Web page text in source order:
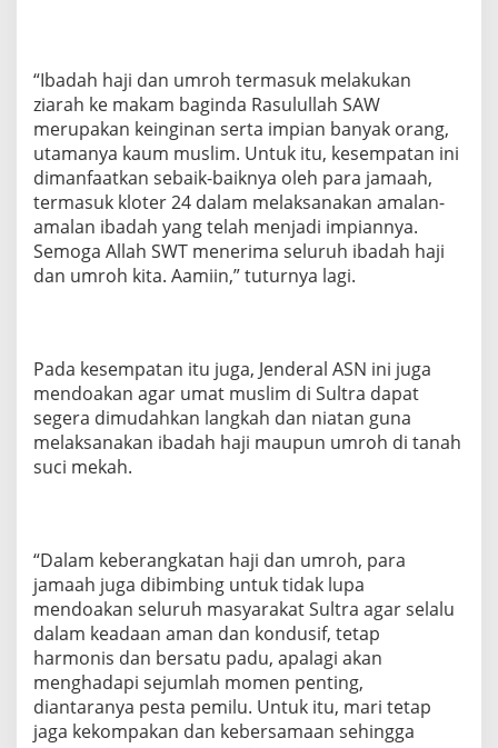
“Ibadah haji dan umroh termasuk melakukan
ziarah ke makam baginda Rasulullah SAW
merupakan keinginan serta impian banyak orang,
utamanya kaum muslim. Untuk itu, kesempatan ini
dimanfaatkan sebaik-baiknya oleh para jamaah,
termasuk kloter 24 dalam melaksanakan amalan-
amalan ibadah yang telah menjadi impiannya.
Semoga Allah SWT menerima seluruh ibadah haji
dan umroh kita. Aamiin,” tuturnya lagi.
Pada kesempatan itu juga, Jenderal ASN ini juga
mendoakan agar umat muslim di Sultra dapat
segera dimudahkan langkah dan niatan guna
melaksanakan ibadah haji maupun umroh di tanah
suci mekah.
“Dalam keberangkatan haji dan umroh, para
jamaah juga dibimbing untuk tidak lupa
mendoakan seluruh masyarakat Sultra agar selalu
dalam keadaan aman dan kondusif, tetap
harmonis dan bersatu padu, apalagi akan
menghadapi sejumlah momen penting,
diantaranya pesta pemilu. Untuk itu, mari tetap
jaga kekompakan dan kebersamaan sehingga